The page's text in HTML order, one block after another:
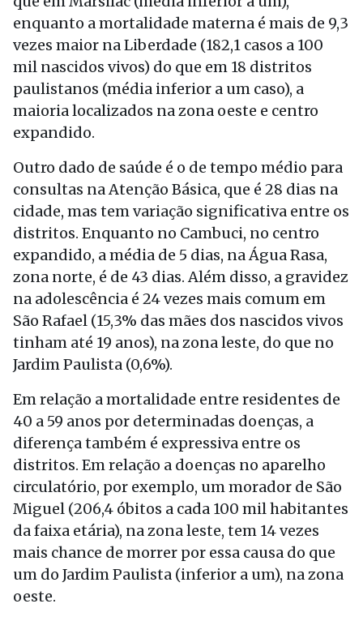
enquanto a mortalidade materna é mais de 9,3
vezes maior na Liberdade (182,1 casos a 100
mil nascidos vivos) do que em 18 distritos
paulistanos (média inferior a um caso), a
maioria localizados na zona oeste e centro
expandido.
Outro dado de saúde é o de tempo médio para
consultas na Atenção Básica, que é 28 dias na
cidade, mas tem variação significativa entre os
distritos. Enquanto no Cambuci, no centro
expandido, a média de 5 dias, na Água Rasa,
zona norte, é de 43 dias. Além disso, a gravidez
na adolescência é 24 vezes mais comum em
São Rafael (15,3% das mães dos nascidos vivos
tinham até 19 anos), na zona leste, do que no
Jardim Paulista (0,6%).
Em relação a mortalidade entre residentes de
40 a 59 anos por determinadas doenças, a
diferença também é expressiva entre os
distritos. Em relação a doenças no aparelho
circulatório, por exemplo, um morador de São
Miguel (206,4 óbitos a cada 100 mil habitantes
da faixa etária), na zona leste, tem 14 vezes
mais chance de morrer por essa causa do que
um do Jardim Paulista (inferior a um), na zona
oeste.